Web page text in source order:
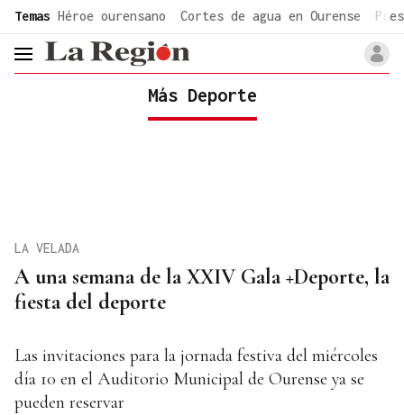
common.go-to-content
Temas Héroe ourensano Cortes de agua en Ourense
header.menu.open
Más Deporte
A una semana de la XXIV Gala +Deporte, la
fiesta del deporte
LA VELADA
Las invitaciones para la jornada festiva del miércoles
día 10 en el Auditorio Municipal de Ourense ya se
pueden reservar